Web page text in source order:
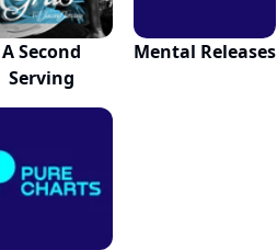
A Second
Serving
Mental Releases